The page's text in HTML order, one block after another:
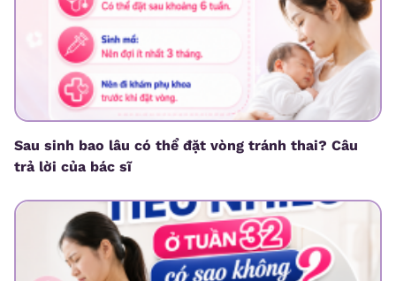
Sau sinh bao lâu có thể đặt vòng tránh thai? Câu
trả lời của bác sĩ